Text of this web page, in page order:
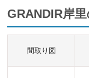
GRANDIR岸里
間取り図